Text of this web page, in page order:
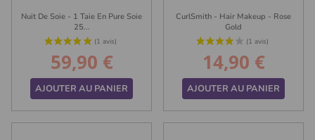
Nuit De Soie - 1 Taie En Pure Soie
25...
Prix
59,90 €
AJOUTER AU PANIER
CurlSmith - Hair Makeup - Rose
Gold
Prix
14,90 €
AJOUTER AU PANIER